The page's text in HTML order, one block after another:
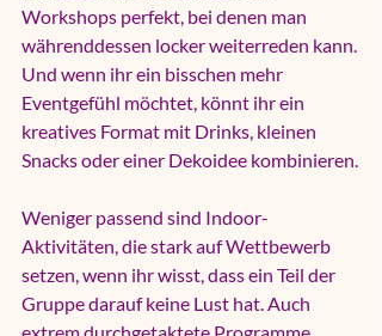
Workshops perfekt, bei denen man
währenddessen locker weiterreden kann.
Und wenn ihr ein bisschen mehr
Eventgefühl möchtet, könnt ihr ein
kreatives Format mit Drinks, kleinen
Snacks oder einer Dekoidee kombinieren.
Weniger passend sind Indoor-
Aktivitäten, die stark auf Wettbewerb
setzen, wenn ihr wisst, dass ein Teil der
Gruppe darauf keine Lust hat. Auch
extrem durchgetaktete Programme